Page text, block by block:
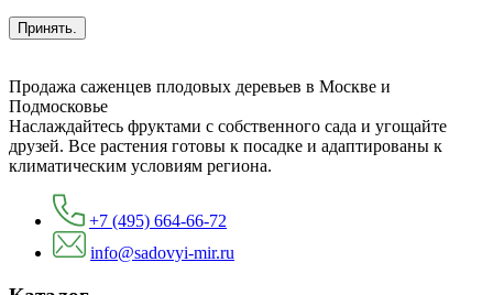
Принять.
Продажа саженцев плодовых деревьев в Москве и
Подмосковье
Наслаждайтесь фруктами с собственного сада и угощайте
друзей. Все растения готовы к посадке и адаптированы к
климатическим условиям региона.
+7 (495) 664-66-72
info@sadovyi-mir.ru